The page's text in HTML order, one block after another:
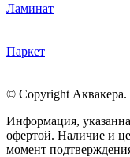
Ламинат
Паркет
© Copyright
Информация,
офертой. Наличие и
момент